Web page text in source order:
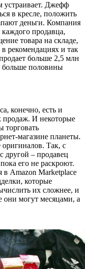
устраивает. Джефф
в кресле, положить
деньги. Компания
продавца,
товара на складе,
рекомендациях и так
больше 2,5 млн
больше половины
конечно, есть и
продаж. И некоторые
торговать
магазине планеты.
оригиналов. Так, с
другой – продавец
его не раскроют.
в Amazon Marketplace
которые
их сложнее, и
они могут месяцами, а